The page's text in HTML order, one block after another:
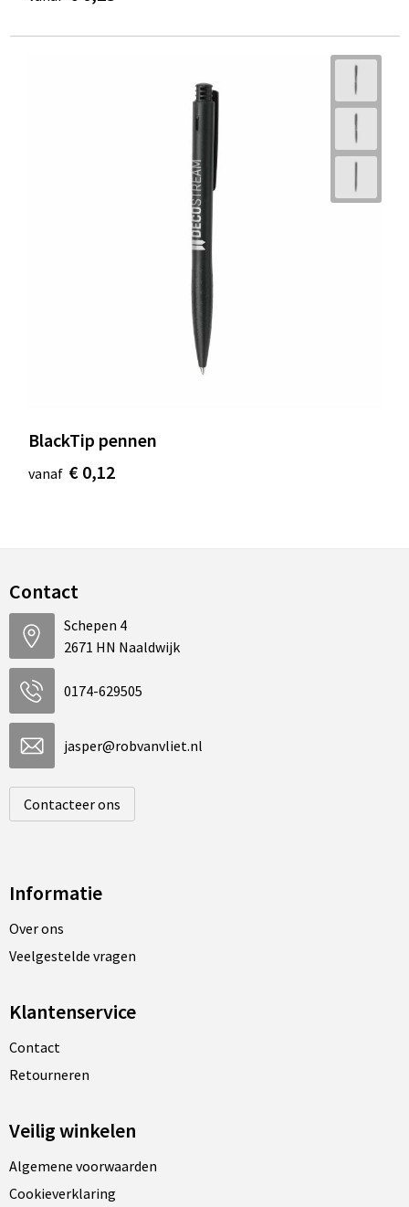
BlackTip pennen
vanaf € 0,12
Contact
Schepen 4
2671 HN Naaldwijk
0174-629505
jasper@robvanvliet.nl
Contacteer ons
Informatie
Over ons
Veelgestelde vragen
Klantenservice
Contact
Retourneren
Veilig winkelen
Algemene voorwaarden
Cookieverklaring